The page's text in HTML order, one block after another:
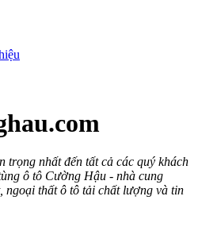
nhất đến tất cả các quý khách
ô tô Cường Hậu - nhà cung
ngoại thất ô tô tải chất lượng và tin